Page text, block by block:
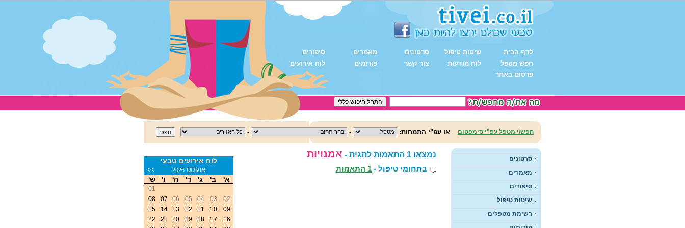
לדף הבית שיטות טיפול סרטונים מאמרים
סיפורים
חפש מטפל
לוח מודעות צור קשר פורומים
לוח אירועים
פרסום באתר
חפש/י מטפל עפ"י סימפטום או עפ"י התמחות: -
-
סרטונים
מאמרים
סיפורים
שיטות טיפול
רשימת מטפלים
נמצאו 1 התאמות לתגית - אמנויות
בתחומי טיפול - 1 התאמות
לוח אירועים טבעי
אוגוסט2026
>>
א' ב' ג' ד' ה' ו' ש'
01
02
03
04
05
06
07
08
09
10
11
12
13
14
15
16
17
18
19
20
21
22